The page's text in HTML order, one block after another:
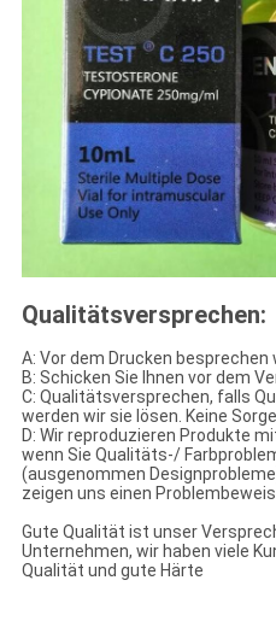
Qualitätsversprechen:
A: Vor dem Drucken
B: Schicken Sie Ihnen vor dem
C: Qualitätsversprechen, falls
werden wir sie lösen. Keine
D: Wir reproduzieren Produkte
wenn Sie Qualitäts-/
(ausgenommen
zeigen uns einen
Gute Qualität ist unser
Unternehmen, wir haben viele
Qualität und gute Härte